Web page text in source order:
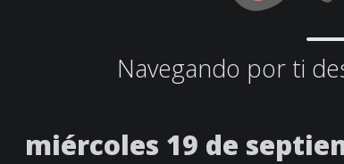
Navegando por ti
miércoles 19 de